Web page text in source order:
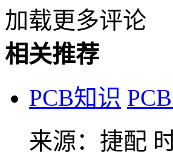
加载更多评论
相关推荐
PCB知识
来源：捷配